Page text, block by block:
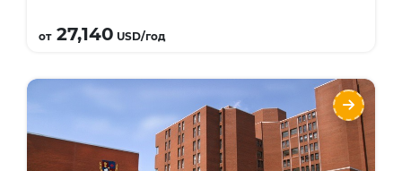
от27,140 USD/год
Bronte College (Онтарио) - школа в
Торонто
Курсы
Языки